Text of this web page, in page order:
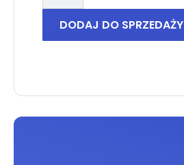
Reno
Pro
DODAJ DO SPRZEDAŻY